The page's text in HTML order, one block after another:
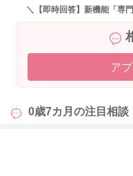
＼【即時回答】新機能「専
ア
0歳7カ月の注目相談